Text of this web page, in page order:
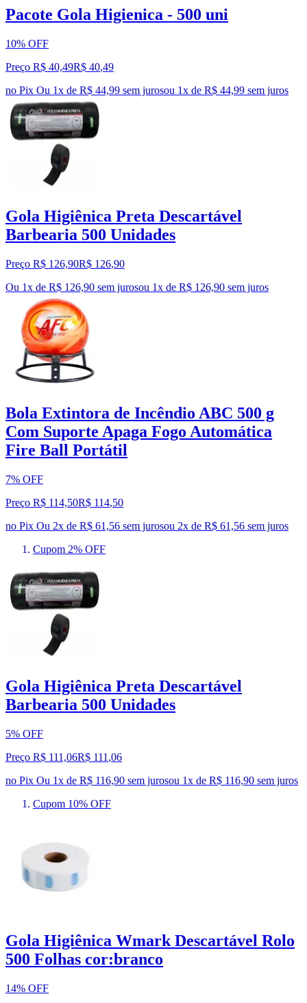
Pacote Gola Higienica - 500 uni
10% OFF
Preço R$ 40,49R$ 40,49
no Pix Ou 1x de R$ 44,99 sem jurosou 1x de R$ 44,99 sem juros
Gola Higiênica Preta Descartável
Barbearia 500 Unidades
Preço R$ 126,90R$ 126,90
Ou 1x de R$ 126,90 sem jurosou 1x de R$ 126,90 sem juros
Bola Extintora de Incêndio ABC 500 g
Com Suporte Apaga Fogo Automática
Fire Ball Portátil
7% OFF
Preço R$ 114,50R$ 114,50
no Pix Ou 2x de R$ 61,56 sem jurosou 2x de R$ 61,56 sem juros
Cupom 2% OFF
Gola Higiênica Preta Descartável
Barbearia 500 Unidades
5% OFF
Preço R$ 111,06R$ 111 ,06
no Pix Ou 1x de R$ 116,90 sem jurosou 1x de R$ 116,90 sem juros
Cupom 10% OFF
Gola Higiênica Wmark Descartável Rolo
500 Folhas cor:branco
14% OFF